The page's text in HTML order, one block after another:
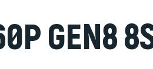
Серверы Под
Серверы Для
GEN8